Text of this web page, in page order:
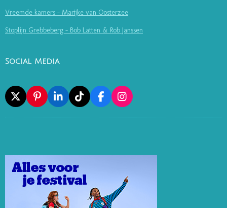
Vreemde kamers - Marijke van Oosterzee
Stoplijn Grebbeberg - Bob Latten & Rob Janssen
Social Media
X
P
I
N
E
S
T
L
I
N
I
N
T
I
K
F
A
C
O
I
N
S
R
M